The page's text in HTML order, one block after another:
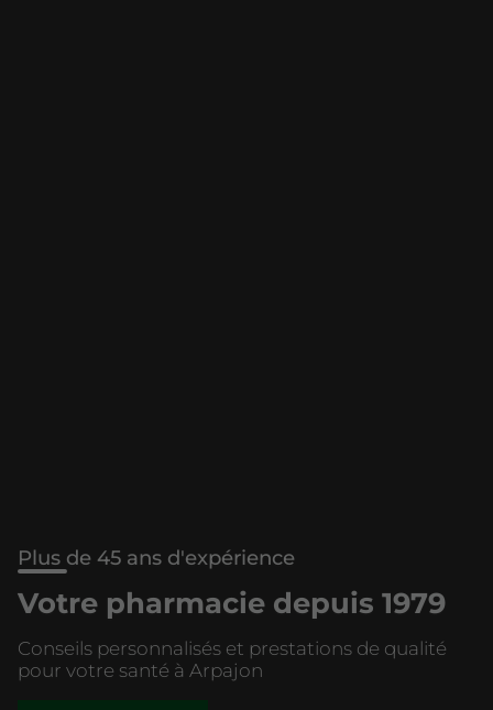
Plus de 45 ans d'expérience
Votre pharmacie depuis 1979
Conseils personnalisés et prestations de qualité
pour votre santé à Arpajon